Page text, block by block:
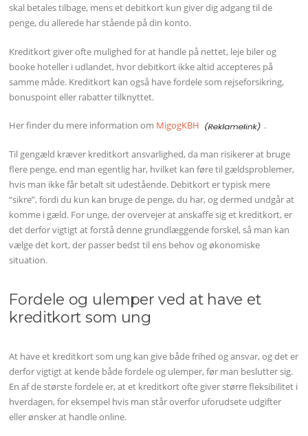
skal betales tilbage, mens et debitkort kun giver dig adgang til de
penge, du allerede har stående på din konto.
Kreditkort giver ofte mulighed for at handle på nettet, leje biler og
booke hoteller i udlandet, hvor debitkort ikke altid accepteres på
samme måde. Kreditkort kan også have fordele som rejseforsikring,
bonuspoint eller rabatter tilknyttet.
Her finder du mere information om MigogKBH .
Til gengæld kræver kreditkort ansvarlighed, da man risikerer at bruge
flere penge, end man egentlig har, hvilket kan føre til gældsproblemer,
hvis man ikke får betalt sit udestående. Debitkort er typisk mere
“sikre”, fordi du kun kan bruge de penge, du har, og dermed undgår at
komme i gæld. For unge, der overvejer at anskaffe sig et kreditkort, er
det derfor vigtigt at forstå denne grundlæggende forskel, så man kan
vælge det kort, der passer bedst til ens behov og økonomiske
situation.
Fordele og ulemper ved at have et
kreditkort som ung
At have et kreditkort som ung kan give både frihed og ansvar, og det er
derfor vigtigt at kende både fordele og ulemper, før man beslutter sig.
En af de største fordele er, at et kreditkort ofte giver større fleksibilitet i
hverdagen, for eksempel hvis man står overfor uforudsete udgifter
eller ønsker at handle online.